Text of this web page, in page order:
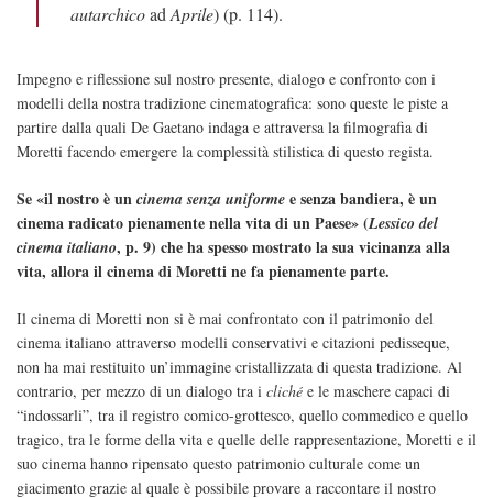
autarchicoad Aprile) (p. 114).
Impegno e riflessione sul nostro presente, dialogo e confronto con i
modelli della nostra tradizione cinematografica: sono queste le piste a
partire dalla quali De Gaetano indaga e attraversa la filmografia di
Moretti facendo emergere la complessità stilistica di questo regista.
Se «il nostro è un cinema senza uniforme e senza bandiera, è un
cinema radicato pienamente nella vita di un Paese» (Lessico del
cinema italiano, p. 9) che ha spesso mostrato la sua vicinanza alla
vita, allora il cinema di Moretti ne fa pienamente parte.
Il cinema di Moretti non si è mai confrontato con il patrimonio del
cinema italiano attraverso modelli conservativi e citazioni pedisseque,
non ha mai restituito un’immagine cristallizzata di questa tradizione. Al
contrario, per mezzo di un dialogo tra i cliché e le maschere capaci di
“indossarli”, tra il registro comico-grottesco, quello commedico e quello
tragico, tra le forme della vita e quelle delle rappresentazione, Moretti e il
suo cinema hanno ripensato questo patrimonio culturale come un
giacimento grazie al quale è possibile provare a raccontare il nostro